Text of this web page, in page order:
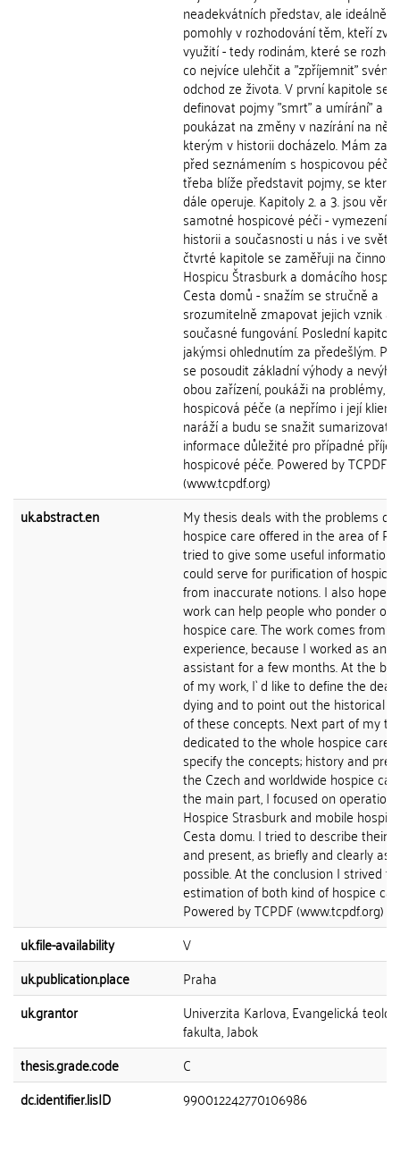
neadekvátních představ, ale ideálně
pomohly v rozhodování těm, kteří
využití - tedy rodinám, které se
co nejvíce ulehčit a "zpříjemnit"
odchod ze života. V první kapitole se
definovat pojmy "smrt" a umírání" a
poukázat na změny v nazírání na ně,
kterým v historii docházelo. Mám za
před seznámením s hospicovou péčí
třeba blíže představit pojmy, se
dále operuje. Kapitoly 2. a 3. jsou
samotné hospicové péči - vymezení
historii a současnosti u nás i ve
čtvrté kapitole se zaměřuji na činnost
Hospicu Štrasburk a domácího
Cesta domů - snažím se stručně a
srozumitelně zmapovat jejich vznik a
současné fungování. Poslední
jakýmsi ohlednutím za předešlým.
se posoudit základní výhody a
obou zařízení, poukáži na problémy,
hospicová péče (a nepřímo i její
naráží a budu se snažit sumarizovat
informace důležité pro případné
hospicové péče. Powered by TCPDF
(www.tcpdf.org)
uk.abstract.en
My thesis deals with the problems of
hospice care offered in the area of
tried to give some useful information,
could serve for purification of hospice
from inaccurate notions. I also hope,
work can help people who ponder on
hospice care. The work comes from
experience, because I worked as an
assistant for a few months. At the
of my work, I` d like to define the
dying and to point out the historical
of these concepts. Next part of my
dedicated to the whole hospice care. I
specify the concepts; history and
the Czech and worldwide hospice
the main part, I focused on operation
Hospice Strasburk and mobile hospice
Cesta domu. I tried to describe their
and present, as briefly and clearly as
possible. At the conclusion I strived for
estimation of both kind of hospice
Powered by TCPDF (www.tcpdf.org)
uk.file-availability
V
uk.publication.place
Praha
uk.grantor
Univerzita Karlova, Evangelická
fakulta, Jabok
thesis.grade.code
C
dc.identifier.lisID
990012242770106986